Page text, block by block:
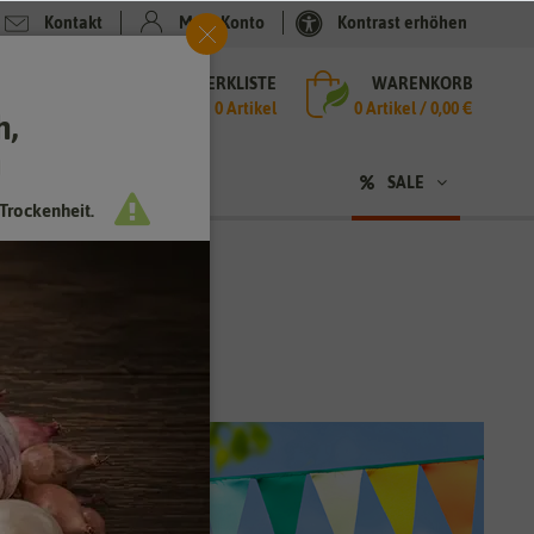
Kontakt Mein Konto Kontrast erhöhen
MERKLISTE
0 Artikel
WARENKORB
0Artikel /0,00 €
SALE